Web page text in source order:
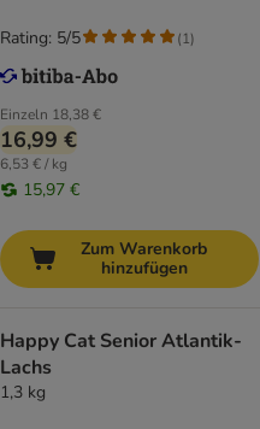
Einzeln 18,38 €
16,99 €
6,53 € / kg
15,97 €
Rating: 5/5 (1)
Zum Warenkorb
hinzufügen
Happy Cat Senior Atlantik-
Lachs
1,3 kg